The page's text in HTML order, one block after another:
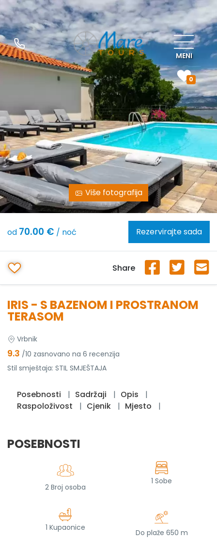
0
MENI
Više fotografija
IRIS - S BAZENOM I PROSTRANOM
TERASOM
Vrbnik
9.3 /10 zasnovano na 6 recenzija
Stil smještaja: STIL SMJEŠTAJA
Posebnosti Sadržaji
Opis
Raspoloživost
Cjenik Mjesto
POSEBNOSTI
2 Broj osoba
1 Sobe
1 Kupaonice
Do plaže 650 m
od 70.00 € / noć Rezervirajte sada
Share